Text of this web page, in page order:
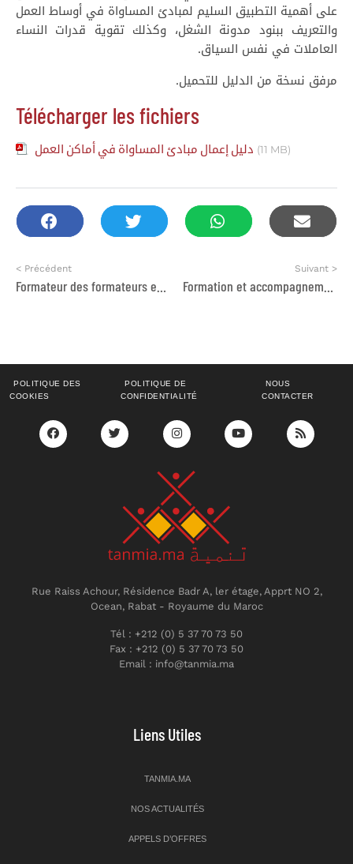
على أهمية التطبيق السليم لمبادئ المساواة في أوساط العمل
والتعريف ببنود مدونة الشغل، وكذلك تقوية قدرات النساء
العاملات في نفس السياق.
مرفق نسخة من الدليل للتحميل.
Télécharger les fichiers
دليل إعمال مبادئ المساواة في أماكن العمل (11 MB)
< Précédent Suivant >
POLITIQUE DES
COOKIES
POLITIQUE DE
CONFIDENTIALITÉ
NOUS
CONTACTER
Rue Raiss Achour, Résidence Badr A, ler étage, Apprt NO 2,
Ocean, Rabat - Royaume du Maroc
Tél : +212 (0) 5 37 70 73 50
Fax : +212 (0) 5 37 70 73 50
Email : info@tanmia.ma
Liens Utiles
TANMIA.MA
NOS ACTUALITÉS
APPELS D’OFFRES